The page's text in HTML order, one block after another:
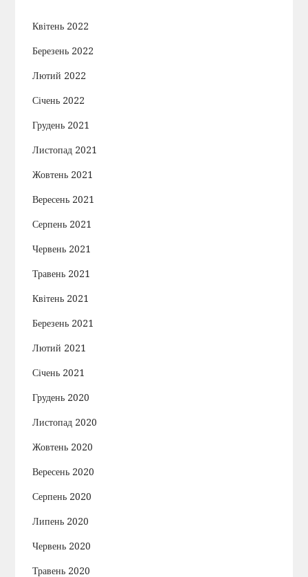
Квітень 2022
Березень 2022
Лютий 2022
Січень 2022
Грудень 2021
Листопад 2021
Жовтень 2021
Вересень 2021
Серпень 2021
Червень 2021
Травень 2021
Квітень 2021
Березень 2021
Лютий 2021
Січень 2021
Грудень 2020
Листопад 2020
Жовтень 2020
Вересень 2020
Серпень 2020
Липень 2020
Червень 2020
Травень 2020